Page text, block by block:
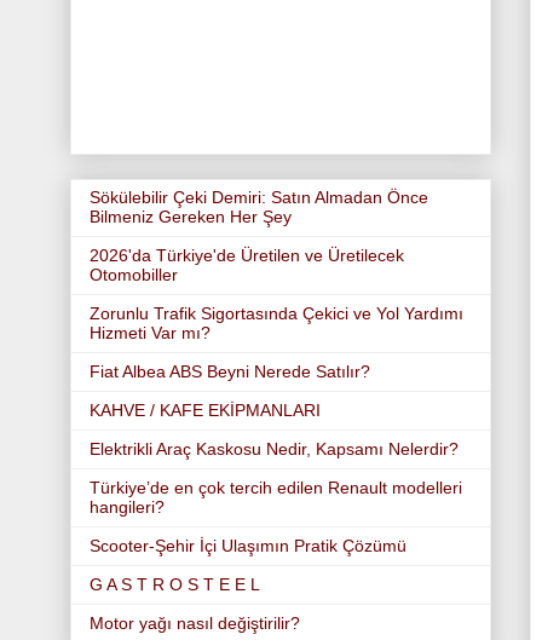
Sökülebilir Çeki Demiri: Satın Almadan Önce
Bilmeniz Gereken Her Şey
2026'da Türkiye'de Üretilen ve Üretilecek
Otomobiller
Zorunlu Trafik Sigortasında Çekici ve Yol Yardımı
Hizmeti Var mı?
Fiat Albea ABS Beyni Nerede Satılır?
KAHVE / KAFE EKİPMANLARI
Elektrikli Araç Kaskosu Nedir, Kapsamı Nelerdir?
Türkiye’de en çok tercih edilen Renault modelleri
hangileri?
Scooter-Şehir İçi Ulaşımın Pratik Çözümü
G A S T R O S T E E L
Motor yağı nasıl değiştirilir?